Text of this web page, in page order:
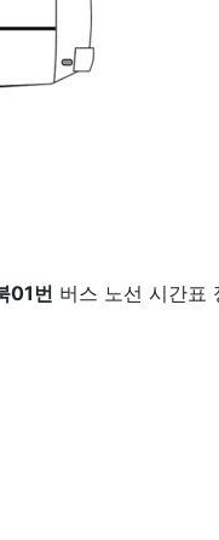
01번 버스 노선 시간표